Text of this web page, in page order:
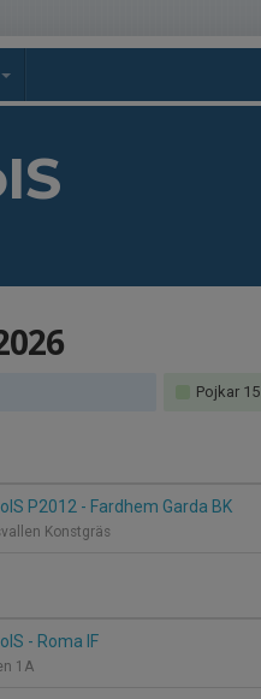
Pojkar 15
P2012 - Fardhem Garda BK
Konstgräs
- Roma IF
1A